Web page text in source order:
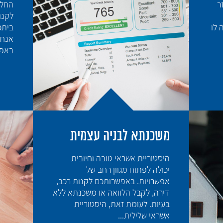
משכנתא לבניה עצמית
רבים אינם יודעים שהם זכאים
למשכנתא ממשרד הבינוי והשיכון.
החלום של רבים מאיתנו הוא להגיע
אל המקום שאפשר לקרוא לו בית.
לדאבוננו המציאות של היום...